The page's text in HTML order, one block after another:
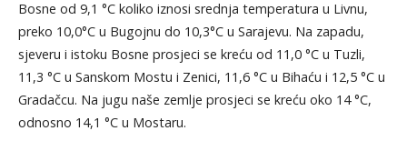
Bosne od 9,1 °C koliko iznosi srednja temperatura u Livnu,
preko 10,0°C u Bugojnu do 10,3°C u Sarajevu. Na zapadu,
sjeveru i istoku Bosne prosjeci se kreću od 11,0 °C u Tuzli,
11,3 °C u Sanskom Mostu i Zenici, 11,6 °C u Bihaću i 12,5 °C u
Gradačcu. Na jugu naše zemlje prosjeci se kreću oko 14 °C,
odnosno 14,1 °C u Mostaru.